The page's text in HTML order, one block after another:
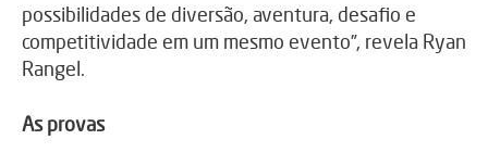
possibilidades de diversão, aventura, desafio e
competitividade em um mesmo evento”, revela Ryan
Rangel.
As provas